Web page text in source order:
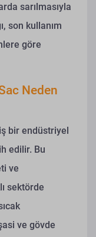
sarılmasıyla
son kullanım
göre
Neden
bir endüstriyel
edilir. Bu
ve
sektörde
ve gövde